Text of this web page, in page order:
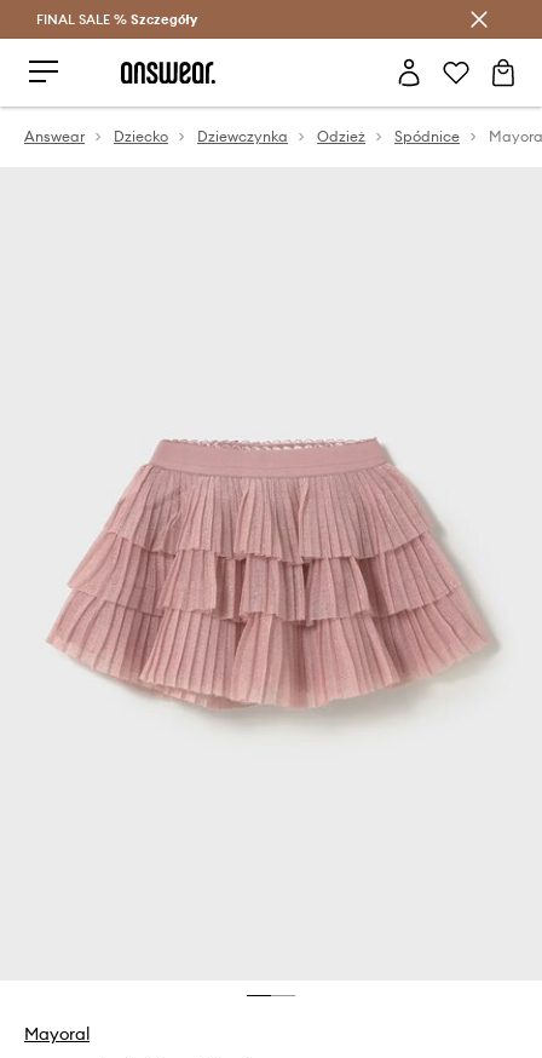
Oszczędzaj z Answear Club >
FINAL SALE % Szczegóły
Answear Dziecko Dziewczynka Odzież Spódnice
Mayoral